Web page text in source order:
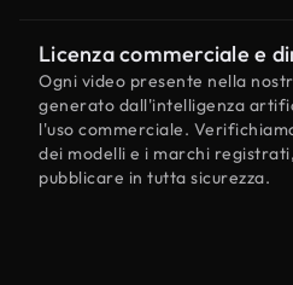
Licenza commerciale e
Ogni video presente nella
generato dall'intelligenza
l'uso commerciale.
dei modelli e i marchi
pubblicare in tutta sicurezza.